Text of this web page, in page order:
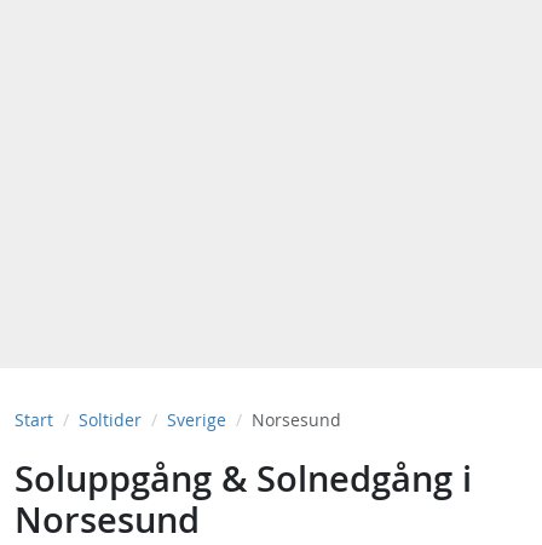
Start Soltider Sverige Norsesund
Soluppgång & Solnedgång i
Norsesund